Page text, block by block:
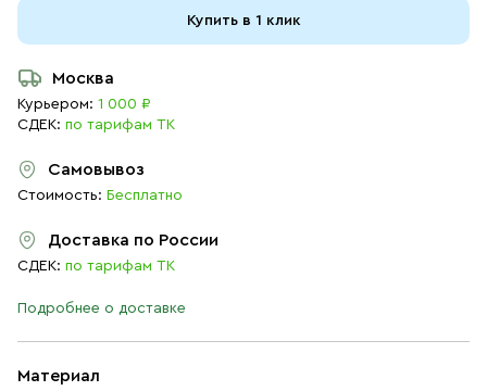
Материал
Купить в 1 клик
Москва
Курьером: 1 000 ₽
СДЕК: по тарифам ТК
Самовывоз
Стоимость: Бесплатно
Доставка по России
СДЕК: по тарифам ТК
Подробнее о доставке